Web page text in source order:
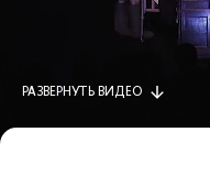
РАЗВЕРНУТЬ ВИДЕО